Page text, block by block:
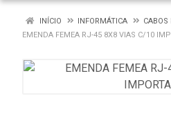
INÍCIO INFORMÁTICA
CABOS
EMENDA FEMEA RJ-45 8X8 VIAS C/10